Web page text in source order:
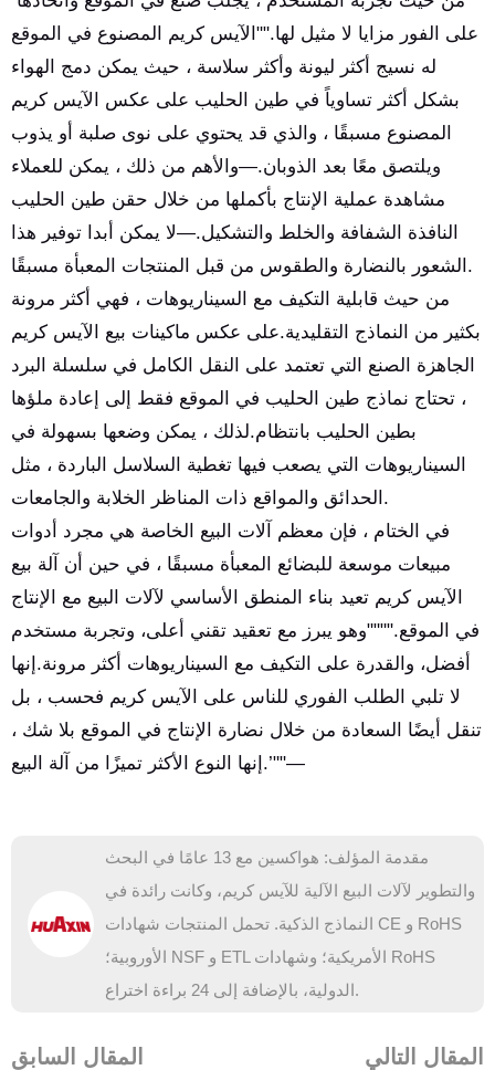
على الفور مزايا لا مثيل لها.""الآيس كريم المصنوع في الموقع
له نسيج أكثر ليونة وأكثر سلاسة ، حيث يمكن دمج الهواء
بشكل أكثر تساوياً في طين الحليب على عكس الآيس كريم
المصنوع مسبقًا ، والذي قد يحتوي على نوى صلبة أو يذوب
ويلتصق معًا بعد الذوبان.—والأهم من ذلك ، يمكن للعملاء
مشاهدة عملية الإنتاج بأكملها من خلال حقن طين الحليب
النافذة الشفافة والخلط والتشكيل.—لا يمكن أبدا توفير هذا
الشعور بالنضارة والطقوس من قبل المنتجات المعبأة مسبقًا.
من حيث قابلية التكيف مع السيناريوهات ، فهي أكثر مرونة
بكثير من النماذج التقليدية.على عكس ماكينات بيع الآيس كريم
الجاهزة الصنع التي تعتمد على النقل الكامل في سلسلة البرد
، تحتاج نماذج طين الحليب في الموقع فقط إلى إعادة ملؤها
بطين الحليب بانتظام.لذلك ، يمكن وضعها بسهولة في
السيناريوهات التي يصعب فيها تغطية السلاسل الباردة ، مثل
الحدائق والمواقع ذات المناظر الخلابة والجامعات.
في الختام ، فإن معظم آلات البيع الخاصة هي مجرد أدوات
مبيعات موسعة للبضائع المعبأة مسبقًا ، في حين أن آلة بيع
الآيس كريم تعيد بناء المنطق الأساسي لآلات البيع مع الإنتاج
في الموقع.""""وهو يبرز مع تعقيد تقني أعلى، وتجربة مستخدم
أفضل، والقدرة على التكيف مع السيناريوهات أكثر مرونة.إنها
لا تلبي الطلب الفوري للناس على الآيس كريم فحسب ، بل
تنقل أيضًا السعادة من خلال نضارة الإنتاج في الموقع بلا شك ،
إنها النوع الأكثر تميزًا من آلة البيع.’""—
مقدمة المؤلف: هواكسين مع 13 عامًا في البحث
والتطوير لآلات البيع الآلية للآيس كريم، وكانت رائدة في
النماذج الذكية. تحمل المنتجات شهادات CE و RoHS
الأوروبية؛ NSF و ETL الأمريكية؛ وشهادات RoHS
الدولية، بالإضافة إلى 24 براءة اختراع.
المقال السابق المقال التالي